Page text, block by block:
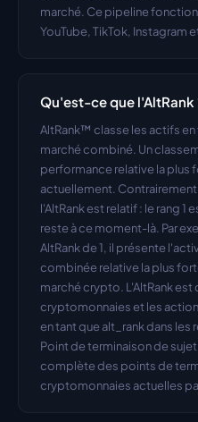
marché. Ce pipeline
YouTube, TikTok, Instagram
Qu'est-ce que l'AltRank
AltRank™ classe les actifs
marché combiné. Un
performance relative la plus
actuellement. Contrairement
l'AltRank est relatif : le rang
reste à ce moment-là. Par
AltRank de 1, il présente
combinée relative la plus
marché crypto. L'AltRank
cryptomonnaies et les
en tant que alt_rank dans les
Point de terminaison de
complète des points de
cryptomonnaies actuelles